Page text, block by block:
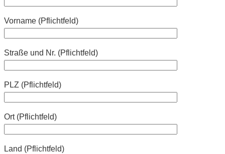
Vorname (Pflichtfeld)
Straße und Nr. (Pflichtfeld)
PLZ (Pflichtfeld)
Ort (Pflichtfeld)
Land (Pflichtfeld)